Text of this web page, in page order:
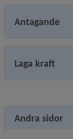
Antagande
Laga kraft
Andra sidor